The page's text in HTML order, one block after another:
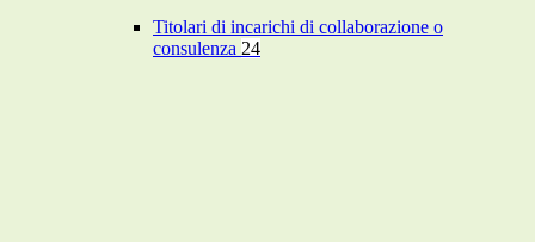
Titolari di incarichi di collaborazione o
consulenza 24